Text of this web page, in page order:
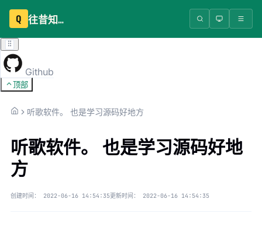
Q 往昔知识库
Github
顶部
听歌软件。 也是学习源码好地方
听歌软件。 也是学习源码好地
方
创建时间： 2022-06-16 14:54:35更新时间： 2022-06-16 14:54:35